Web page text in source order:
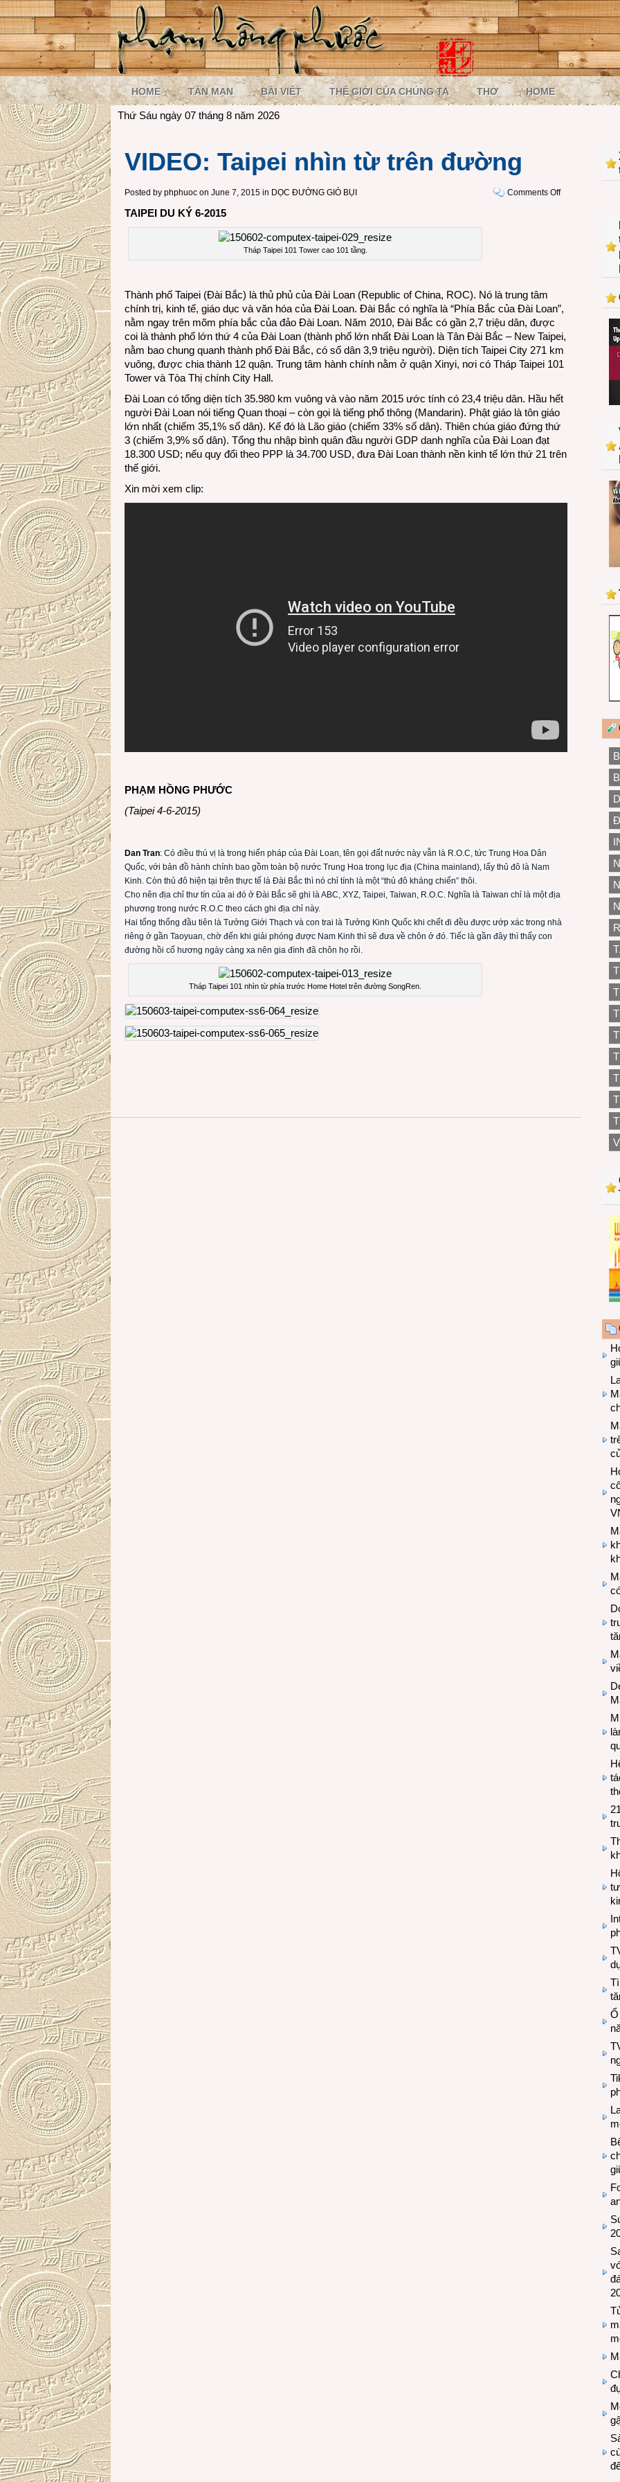
HOME TẢN MẠN BÀI VIẾT THẾ GIỚI CỦA CHÚNG TA THƠ HOME
Thứ Sáu ngày 07 tháng 8 năm 2026
VIDEO: Taipei nhìn từ trên đường
Posted by phphuoc on June 7, 2015 in DỌC ĐƯỜNG GIÓ BỤI Comments Offon
TAIPEI DU KÝ 6-2015
Tháp Taipei 101 Tower cao 101 tầng.
Thành phố Taipei (Đài Bắc) là thủ phủ của Đài Loan (Republic of China, ROC). Nó là trung tâm
chính trị, kinh tế, giáo dục và văn hóa của Đài Loan. Đài Bắc có nghĩa là “Phía Bắc của Đài Loan”,
nằm ngay trên mõm phía bắc của đảo Đài Loan. Năm 2010, Đài Bắc có gần 2,7 triệu dân, được
coi là thành phố lớn thứ 4 của Đài Loan (thành phố lớn nhất Đài Loan là Tân Đài Bắc – New Taipei,
nằm bao chung quanh thành phố Đài Bắc, có số dân 3,9 triệu người). Diện tích Taipei City 271 km
vuông, được chia thành 12 quận. Trung tâm hành chính nằm ở quận Xinyi, nơi có Tháp Taipei 101
Tower và Tòa Thị chính City Hall.
Đài Loan có tổng diện tích 35.980 km vuông và vào năm 2015 ước tính có 23,4 triệu dân. Hầu hết
người Đài Loan nói tiếng Quan thoại – còn gọi là tiếng phổ thông (Mandarin). Phật giáo là tôn giáo
lớn nhất (chiếm 35,1% số dân). Kế đó là Lão giáo (chiếm 33% số dân). Thiên chúa giáo đứng thứ
3 (chiếm 3,9% số dân). Tổng thu nhập bình quân đầu người GDP danh nghĩa của Đài Loan đạt
18.300 USD; nếu quy đổi theo PPP là 34.700 USD, đưa Đài Loan thành nền kinh tế lớn thứ 21 trên
thế giới.
Xin mời xem clip:
PHẠM HỒNG PHƯỚC
(Taipei 4-6-2015)
Dan Tran: Có điều thú vị là trong hiến pháp của Đài Loan, tên gọi đất nước này vẫn là R.O.C, tức Trung Hoa Dân
Quốc, với bản đồ hành chính bao gồm toàn bộ nước Trung Hoa trong lục địa (China mainland), lấy thủ đô là Nam
Kinh. Còn thủ đô hiện tại trên thực tế là Đài Bắc thì nó chỉ tính là một “thủ đô kháng chiến” thôi.
Cho nên địa chỉ thư tín của ai đó ở Đài Bắc sẽ ghi là ABC, XYZ, Taipei, Taiwan, R.O.C. Nghĩa là Taiwan chỉ là một địa
phương trong nước R.O.C theo cách ghi địa chỉ này.
Hai tổng thống đầu tiên là Tưởng Giới Thạch và con trai là Tưởng Kinh Quốc khi chết đi đều được ướp xác trong nhà
riêng ở gần Taoyuan, chờ đến khi giải phóng được Nam Kinh thì sẽ đưa về chôn ở đó. Tiếc là gần đây thì thấy con
đường hồi cố hương ngày càng xa nên gia đình đã chôn họ rồi.
Tháp Taipei 101 nhìn từ phía trước Home Hotel trên đường SongRen.